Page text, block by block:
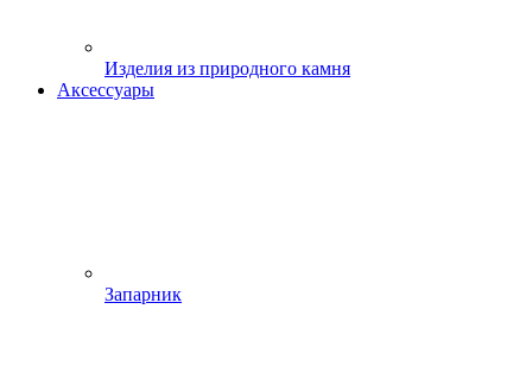
Изделия из природного камня
Аксессуары
Запарник